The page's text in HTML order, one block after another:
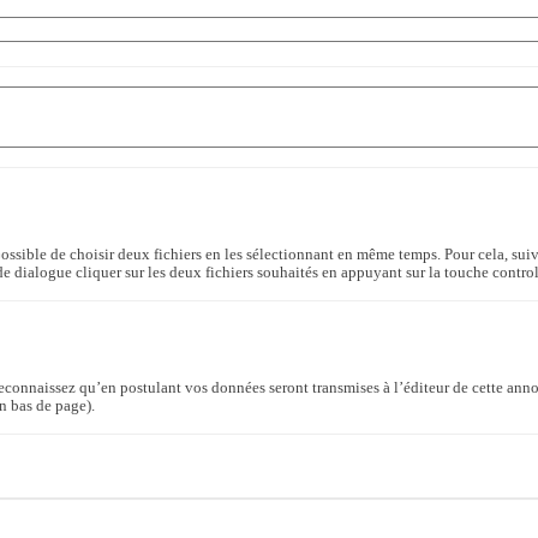
de choisir deux fichiers en les sélectionnant en même temps. Pour cela,
dialogue cliquer sur les deux fichiers souhaités en appuyant sur la touche
qu’en postulant vos données seront transmises à l’éditeur de cette
bas de page).